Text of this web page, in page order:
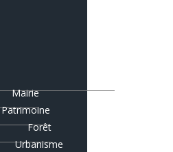
Mairie
Patrimoine
Forêt
Urbanisme